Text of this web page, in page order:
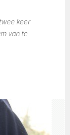
keer
van te